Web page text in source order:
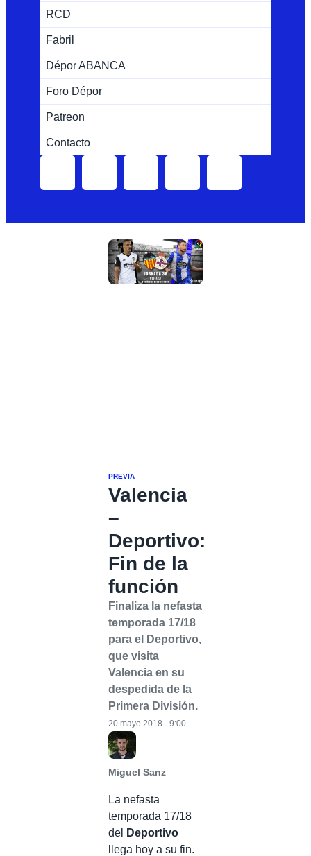
RCD
Fabril
Dépor ABANCA
Foro Dépor
Patreon
Contacto
PREVIA
Valencia
–
Deportivo:
Fin de la
función
Finaliza la nefasta
temporada 17/18
para el Deportivo,
que visita
Valencia en su
despedida de la
Primera División.
Miguel Sanz
20 mayo 2018 - 9:00
La nefasta
temporada 17/18
del
Deportivo
llega hoy a su fin.